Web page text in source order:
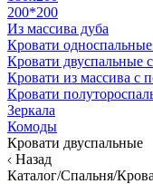
200*200
Из массива дуба
Кровати
Кровати двуспальные
Кровати из массива с
Кровати
Зеркала
Комоды
Кровати двуспальные
Назад
Каталог/Спальня/